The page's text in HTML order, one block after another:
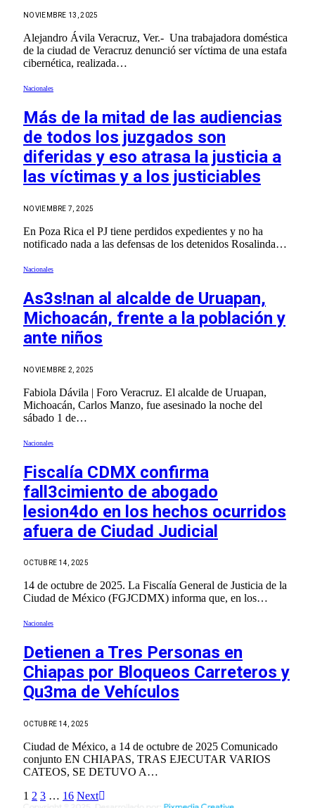
NOVIEMBRE 13, 2025
Alejandro Ávila Veracruz, Ver.- Una trabajadora doméstica
de la ciudad de Veracruz denunció ser víctima de una estafa
cibernética, realizada…
Nacionales
Más de la mitad de las audiencias
de todos los juzgados son
diferidas y eso atrasa la justicia a
las víctimas y a los justiciables
NOVIEMBRE 7, 2025
En Poza Rica el PJ tiene perdidos expedientes y no ha
notificado nada a las defensas de los detenidos Rosalinda…
Nacionales
As3s!nan al alcalde de Uruapan,
Michoacán, frente a la población y
ante niños
NOVIEMBRE 2, 2025
Fabiola Dávila | Foro Veracruz. El alcalde de Uruapan,
Michoacán, Carlos Manzo, fue asesinado la noche del
sábado 1 de…
Nacionales
Fiscalía CDMX confirma
fall3cimiento de abogado
lesion4do en los hechos ocurridos
afuera de Ciudad Judicial
OCTUBRE 14, 2025
14 de octubre de 2025. La Fiscalía General de Justicia de la
Ciudad de México (FGJCDMX) informa que, en los…
Nacionales
Detienen a Tres Personas en
Chiapas por Bloqueos Carreteros y
Qu3ma de Vehículos
OCTUBRE 14, 2025
Ciudad de México, a 14 de octubre de 2025 Comunicado
conjunto EN CHIAPAS, TRAS EJECUTAR VARIOS
CATEOS, SE DETUVO A…
1 2 3 … 16 Next